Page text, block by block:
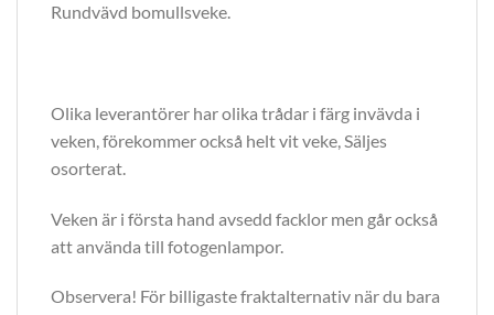
Rundvävd bomullsveke.
Olika leverantörer har olika trådar i färg invävda i
veken, förekommer också helt vit veke, Säljes
osorterat.
Veken är i första hand avsedd facklor men går också
att använda till fotogenlampor.
Observera! För billigaste fraktalternativ när du bara